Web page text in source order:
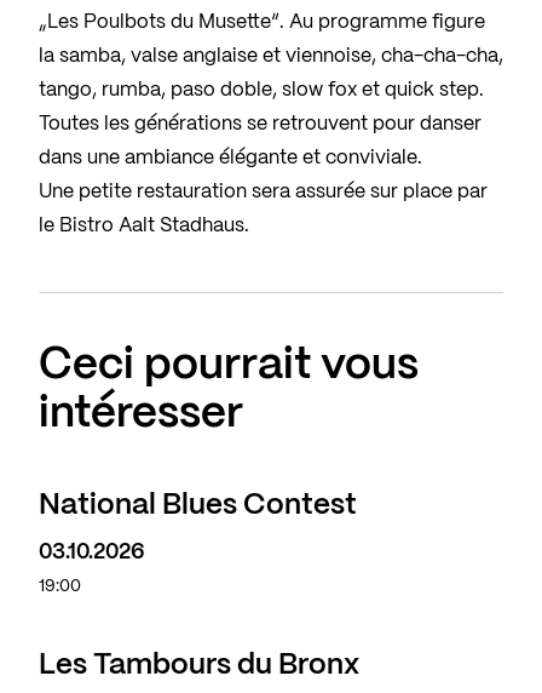
„Les Poulbots du Musette“. Au programme figure
la samba, valse anglaise et viennoise, cha-cha-cha,
tango, rumba, paso doble, slow fox et quick step.
Toutes les générations se retrouvent pour danser
dans une ambiance élégante et conviviale.
Une petite restauration sera assurée sur place par
le Bistro Aalt Stadhaus.
Ceci pourrait vous
intéresser
National Blues Contest
03.10.2026
19:00
Les Tambours du Bronx